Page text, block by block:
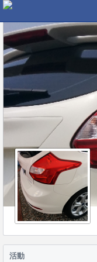
活動